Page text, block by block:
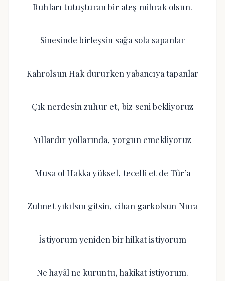
Ruhları tutuşturan bir ateş mihrak olsun.
Sinesinde birleşsin sağa sola sapanlar
Kahrolsun Hak dururken yabancıya tapanlar
Çık nerdesin zuhur et, biz seni bekliyoruz
Yıllardır yollarında, yorgun emekliyoruz
Musa ol Hakka yüksel, tecelli et de Tûr’a
Zulmet yıkılsın gitsin, cihan garkolsun Nura
İstiyorum yeniden bir hilkat istiyorum
Ne hayâl ne kuruntu, hakikat istiyorum.